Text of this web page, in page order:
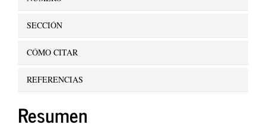
del
artículo
SECCIÓN
CÓMO CITAR
REFERENCIAS
Resumen